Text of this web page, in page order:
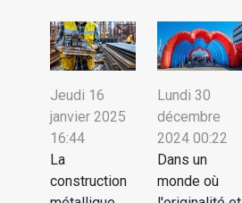
Jeudi 16
janvier 2025
16:44
La
construction
Lundi 30
décembre
2024 00:22
Dans un
monde où